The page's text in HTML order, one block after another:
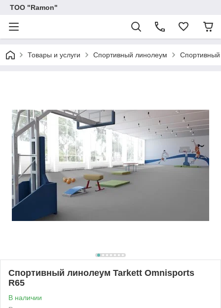
ТОО "Ramon"
Товары и услуги Спортивный линолеум
Спортивный линолеум Tarkett Omnisports
R65
В наличии